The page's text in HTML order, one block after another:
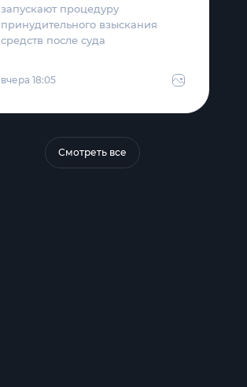
запускают процедуру
принудительного взыскания
средств после суда
вчера 18:05
Смотреть все